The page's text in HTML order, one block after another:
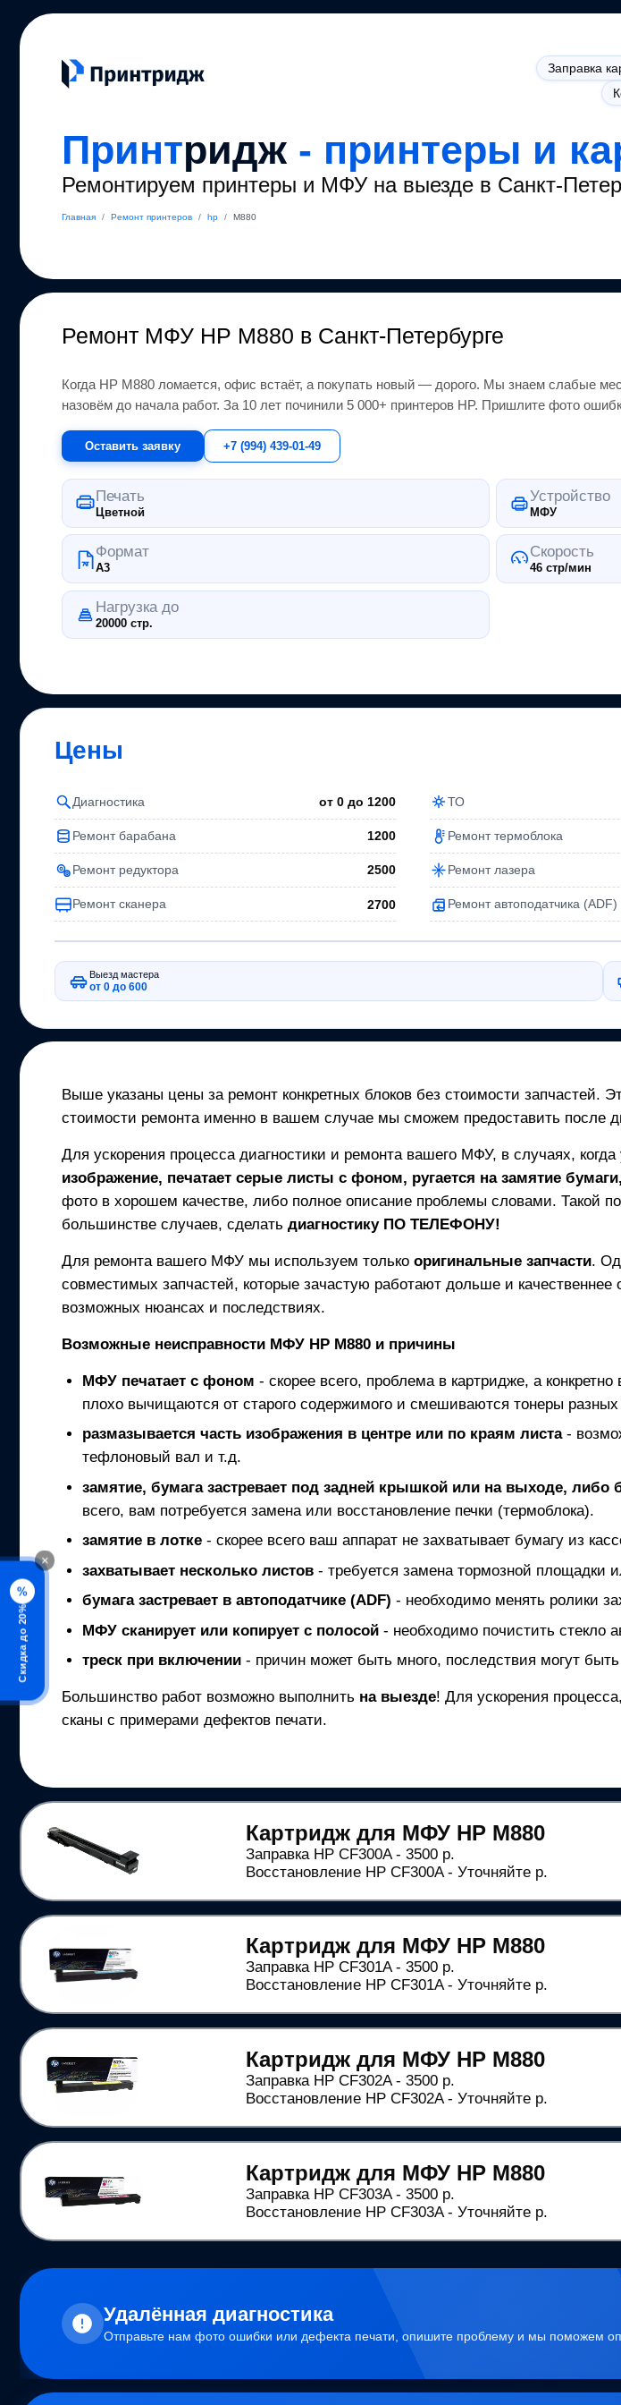
×
%
Скидка до 20%
Заправка
Принтридж - принтеры и
Ремонтируем принтеры и МФУ на выезде в Санкт-
Главная / Ремонт принтеров / hp / M880
Ремонт МФУ HP M880 в Санкт-Петербурге
Когда HP M880 ломается, офис встаёт, а покупать новый — дорого. Мы знаем слабые
назовём до начала работ. За 10 лет починили 5 000+ принтеров HP. Пришлите фото
Оставить заявку +7 (994) 439-01-49
Печать
Цветной
Устройство
МФУ
Формат
A3
Скорость
46 стр/мин
Нагрузка до
20000 стр.
Цены
Диагностика от 0 до 1200 ТО
Ремонт барабана 1200 Ремонт термоблока
Ремонт редуктора 2500 Ремонт лазера
Ремонт сканера 2700 Ремонт автоподатчика (ADF)
Выезд мастера
от 0 до 600
Выше указаны цены за ремонт конкретных блоков без стоимости запчастей.
стоимости ремонта именно в вашем случае мы сможем предоставить после
Для ускорения процесса диагностики и ремонта вашего МФУ, в случаях,
изображение, печатает серые листы с фоном, ругается на замятие
фото в хорошем качестве, либо полное описание проблемы словами. Такой
большинстве случаев, сделатьдиагностику ПО ТЕЛЕФОНУ!
Для ремонта вашего МФУ мы используем только оригинальные запчасти.
совместимых запчастей, которые зачастую работают дольше и
возможных нюансах и последствиях.
Возможные неисправности МФУ HP M880 и причины
МФУпечатает с фоном - скорее всего, проблема в картридже, а
плохо вычищаются от старого содержимого и смешиваются тонеры разных
размазывается часть изображения в центре или по краям листа -
тефлоновый вал и т.д.
замятие, бумага застревает под задней крышкой или на выходе, либо
всего, вам потребуется замена или восстановление печки (термоблока).
замятие в лотке- скорее всего ваш аппарат не захватывает бумагу из
захватывает несколько листов- требуется замена тормозной площадки
бумага застревает в автоподатчике (ADF) - необходимо менять ролики
МФУсканирует или копирует с полосой- необходимо почистить стекло
треск при включении- причин может быть много, последствия могут
Большинство работ возможно выполнить на выезде! Для ускорения
сканы с примерами дефектов печати.
Картридж для МФУ HP M880
Заправка HP CF300A - 3500 р.
Восстановление HP CF300A - Уточняйте р.
Картридж для МФУ HP M880
Заправка HP CF301A - 3500 р.
Восстановление HP CF301A - Уточняйте р.
Картридж для МФУ HP M880
Заправка HP CF302A - 3500 р.
Восстановление HP CF302A - Уточняйте р.
Картридж для МФУ HP M880
Заправка HP CF303A - 3500 р.
Восстановление HP CF303A - Уточняйте р.
Удалённая диагностика
Отправьте нам фото ошибки или дефекта печати, опишите проблему и мы поможем